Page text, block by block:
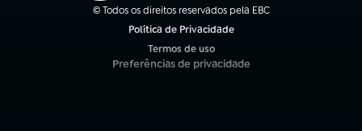
© Todos os direitos reservados pela EBC
Política de Privacidade
Termos de uso
(abre em nova aba)
Preferências de privacidade